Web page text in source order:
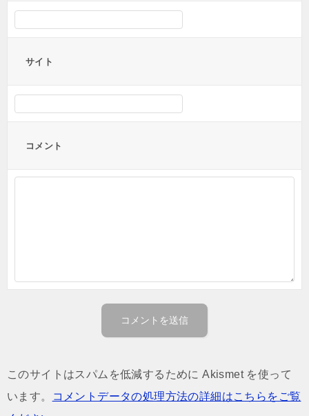
サイト
コメント
このサイトはスパムを低減するために Akismet を使って
います。
コメントデータの処理方法の詳細はこちらをご覧